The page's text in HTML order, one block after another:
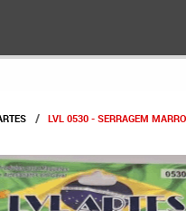
LVL 0530 - SERRAGEM